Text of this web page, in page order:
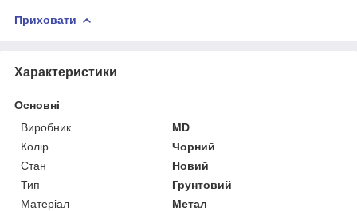
Приховати
Характеристики
Основні
Виробник
MD
Колір
Чорний
Стан
Новий
Тип
Грунтовий
Матеріал
Метал